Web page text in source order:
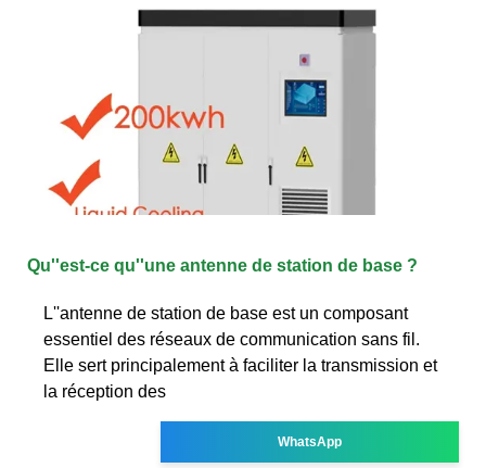
Qu''est-ce qu''une antenne de station de base ?
L''antenne de station de base est un composant
essentiel des réseaux de communication sans fil.
Elle sert principalement à faciliter la transmission et
la réception des
WhatsApp